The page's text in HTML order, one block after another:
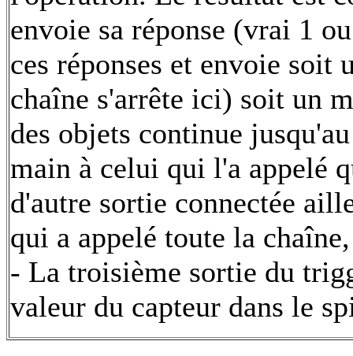
envoie sa réponse (vrai 1
ces réponses et envoie soit
chaîne s'arrête ici) soit un
des objets continue
main à celui qui l'a appelé
d'autre sortie connectée
qui a appelé toute la
- La troisième sortie du
valeur du capteur dans le